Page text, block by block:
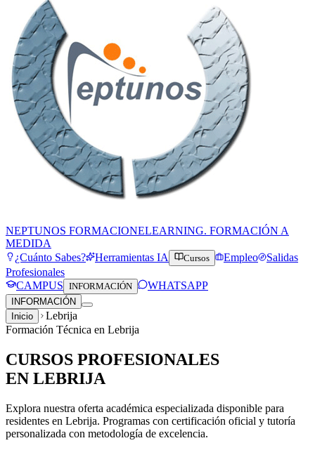
NEPTUNOS FORMACIONELEARNING. FORMACIÓN A
MEDIDA
¿Cuánto Sabes?
Herramientas IA Cursos Empleo
Salidas
Profesionales
CAMPUS INFORMACIÓN WHATSAPP
INFORMACIÓN
Inicio
Lebrija
Formación Técnica en Lebrija
CURSOS PROFESIONALES
EN LEBRIJA
Explora nuestra oferta académica especializada disponible para
residentes en Lebrija. Programas con certificación oficial y tutoría
personalizada con metodología de excelencia.